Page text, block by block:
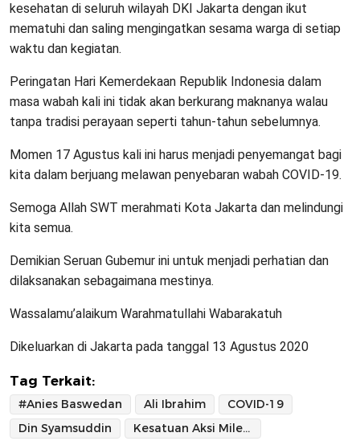
kesehatan di seluruh wilayah DKI Jakarta dengan ikut
mematuhi dan saling mengingatkan sesama warga di setiap
waktu dan kegiatan.
Peringatan Hari Kemerdekaan Republik Indonesia dalam
masa wabah kali ini tidak akan berkurang maknanya walau
tanpa tradisi perayaan seperti tahun-tahun sebelumnya.
Momen 17 Agustus kali ini harus menjadi penyemangat bagi
kita dalam berjuang melawan penyebaran wabah COVID-19.
Semoga Allah SWT merahmati Kota Jakarta dan melindungi
kita semua.
Demikian Seruan Gubemur ini untuk menjadi perhatian dan
dilaksanakan sebagaimana mestinya.
Wassalamu’alaikum Warahmatullahi Wabarakatuh
Dikeluarkan di Jakarta pada tanggal 13 Agustus 2020
Tag Terkait:
#Anies Baswedan Ali Ibrahim
COVID-19
Din Syamsuddin
Kesatuan Aksi Milenial Indonesia (KAMI)